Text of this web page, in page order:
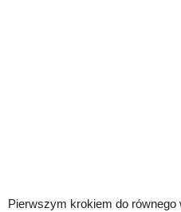
Pierwszym krokiem do